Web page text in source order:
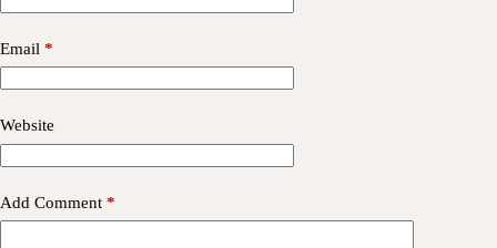
Email *
Website
Add Comment *